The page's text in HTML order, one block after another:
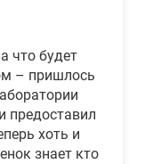
что будет
– пришлось
предоставил
хоть и
знает кто